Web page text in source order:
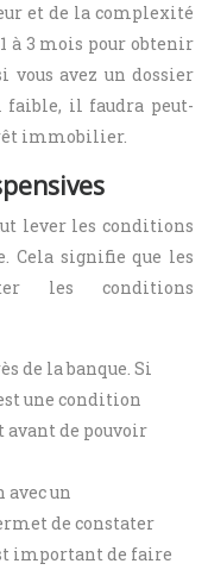
et de la complexité
à 3 mois pour obtenir
avez un dossier
faible, il faudra peut-
immobilier.
lever les conditions
Cela signifie que les
les conditions
de la banque. Si
une condition
de pouvoir
avec un
de constater
important de faire